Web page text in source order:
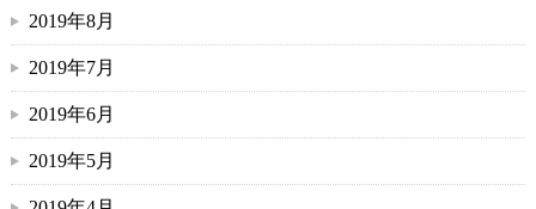
2019年8月
2019年7月
2019年6月
2019年5月